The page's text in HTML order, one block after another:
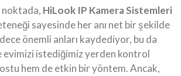
noktada, HiLook IP Kamera Sistemleri
sayesinde her anı net bir şekilde
önemli anları kaydediyor, bu da
evimizi istediğimiz yerden kontrol
hem de etkin bir yöntem. Ancak,